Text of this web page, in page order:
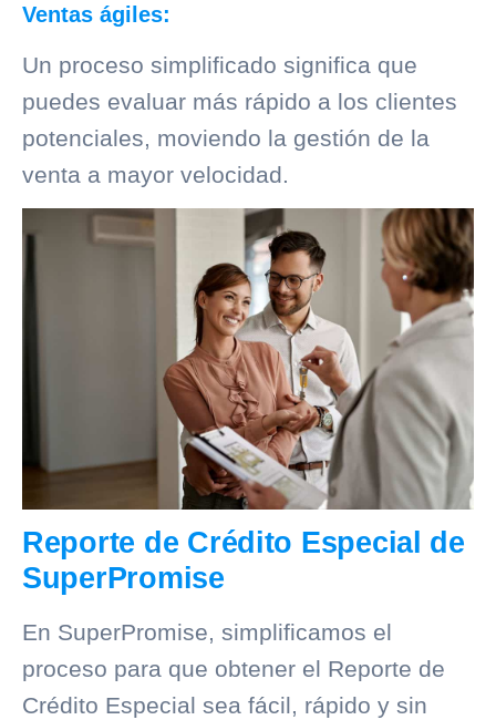
Ventas ágiles:
Un proceso simplificado significa que
puedes evaluar más rápido a los clientes
potenciales, moviendo la gestión de la
venta a mayor velocidad.
Reporte de Crédito Especial de
SuperPromise
En SuperPromise, simplificamos el
proceso para que obtener el Reporte de
Crédito Especial sea fácil, rápido y sin